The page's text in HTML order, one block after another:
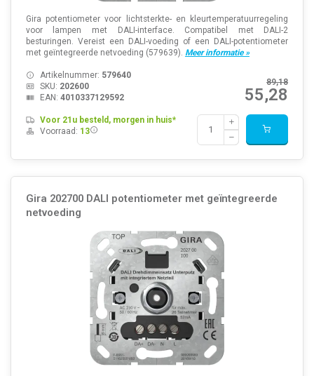
Gira potentiometer voor lichtsterkte- en kleurtemperatuurregeling
voor lampen met DALI-interface. Compatibel met DALI-2
besturingen. Vereist een DALI-voeding of een DALI-potentiometer
met geïntegreerde netvoeding (579639). Meer informatie »
89,18
55,28
Artikelnummer: 579640
SKU: 202600
EAN: 4010337129592
Voor 21u besteld, morgen in huis*
Voorraad: 13
Gira 202700 DALI potentiometer met geïntegreerde
netvoeding